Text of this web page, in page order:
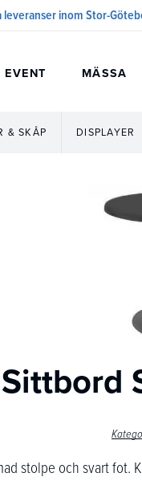
leveranser inom Stor-
EVENT MÄSSA
& SKÅP DISPLAYER
Sittbord
stolpe och svart fot.